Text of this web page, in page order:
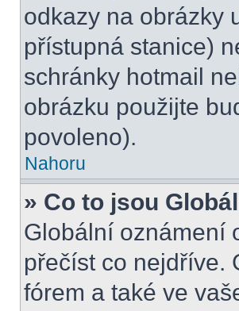
odkazy na obrázky
přístupná stanice)
schránky hotmail
obrázku použijte
povoleno).
Nahoru
» Co to jsou
Globální oznámení
přečíst co nejdříve.
fórem a také ve